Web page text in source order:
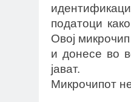
податоци
Овој
и донесе во
јават.
Микрочипот